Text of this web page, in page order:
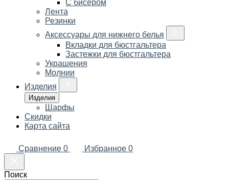
С бисером
Лента
Резинки
Аксессуары для нижнего белья
Вкладки для бюстгальтера
Застежки для бюстгальтера
Украшения
Молнии
Изделия
Изделия
Шарфы
Скидки
Карта сайта
Сравнение 0 Избранное 0
Поиск